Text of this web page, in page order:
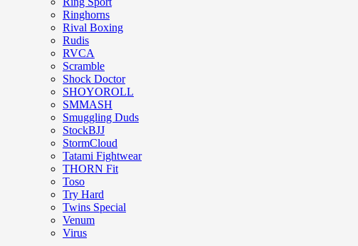
Ringhorns
Rival Boxing
Rudis
RVCA
Scramble
Shock Doctor
SHOYOROLL
SMMASH
Smuggling Duds
StockBJJ
StormCloud
Tatami Fightwear
THORN Fit
Toso
Try Hard
Twins Special
Venum
Virus